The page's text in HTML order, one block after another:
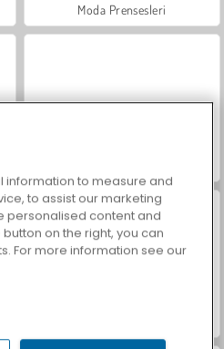
Moda Prensesleri
information to measure and
to assist our marketing
personalised content and
on the right, you can
For more information see our